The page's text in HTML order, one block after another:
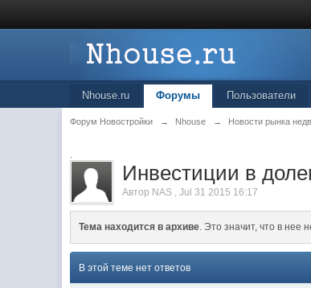
Nhouse.ru Форумы Пользователи
Форум Новостройки → Nhouse → Новости рынка
.
Инвестиции в
Автор NAS ,Jul 31 2015 16:17
Тема находится в архиве. Это значит, что в нее
В этой теме нет ответов